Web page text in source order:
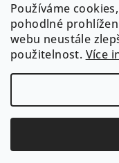
Používáme
pohodlné
webu neustále
použitelnost. Více
Registrace se vyplatí!
Pamlsky na míru
Nepřevzaté dobírky